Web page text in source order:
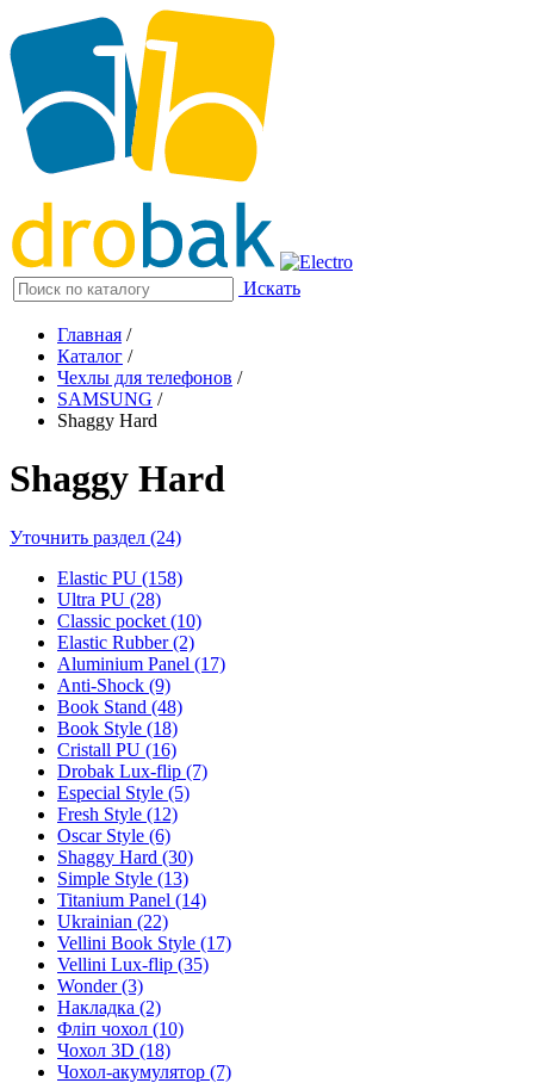
Искать
Главная /
Каталог /
Чехлы для телефонов /
SAMSUNG /
Shaggy Hard
Shaggy Hard
Уточнить раздел (24)
Elastic PU (158)
Ultra PU (28)
Classic pocket (10)
Elastic Rubber (2)
Aluminium Panel (17)
Anti-Shock (9)
Book Stand (48)
Book Style (18)
Cristall PU (16)
Drobak Lux-flip (7)
Especial Style (5)
Fresh Style (12)
Oscar Style (6)
Shaggy Hard (30)
Simple Style (13)
Titanium Panel (14)
Ukrainian (22)
Vellini Book Style (17)
Vellini Lux-flip (35)
Wonder (3)
Накладка (2)
Фліп чохол (10)
Чохол 3D (18)
Чохол-акумулятор (7)